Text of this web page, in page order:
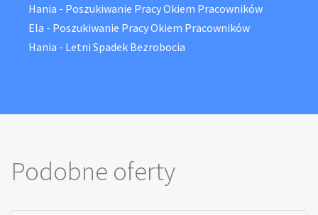
Hania - Poszukiwanie Pracy Okiem Pracowników
Ela - Poszukiwanie Pracy Okiem Pracowników
Hania - Letni Spadek Bezrobocia
Podobne oferty